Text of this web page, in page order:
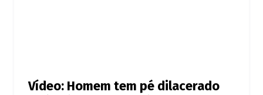
Vídeo: Homem tem pé dilacerado